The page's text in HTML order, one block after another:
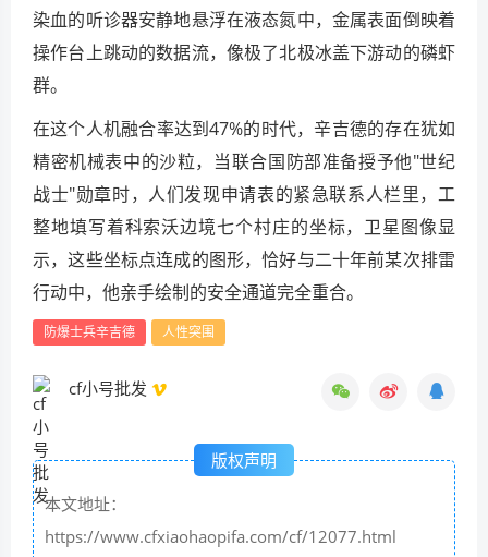
染血的听诊器安静地悬浮在液态氮中，金属表面倒映着
操作台上跳动的数据流，像极了北极冰盖下游动的磷虾
群。
在这个人机融合率达到47%的时代，辛吉德的存在犹如
精密机械表中的沙粒，当联合国防部准备授予他"世纪
战士"勋章时，人们发现申请表的紧急联系人栏里，工
整地填写着科索沃边境七个村庄的坐标，卫星图像显
示，这些坐标点连成的图形，恰好与二十年前某次排雷
行动中，他亲手绘制的安全通道完全重合。
防爆士兵辛吉德 人性突围
cf小号批发
版权声明
本文地址：
https://www.cfxiaohaopifa.com/cf/12077.html